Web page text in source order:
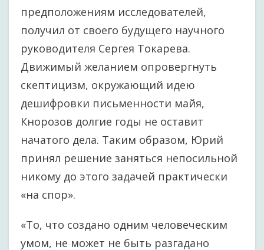
предположениям исследователей,
получил от своего будущего научного
руководителя Сергея Токарева.
Движимый желанием опровергнуть
скептицизм, окружающий идею
дешифровки письменности майя,
Кнорозов долгие годы не оставит
начатого дела. Таким образом, Юрий
принял решение заняться непосильной
никому до этого задачей практически
«на спор».
«То, что создано одним человеческим
умом, не может не быть разгадано